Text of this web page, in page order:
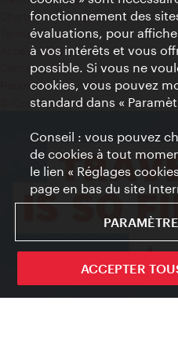
Charte sur le respect de la vie
Terms of Use
Accessibilité
Contact presse
Paramètres de cookies
© Copyright WienTourismus
fonctionnement des
évaluations, pour
à vos intérêts et vous
possible. Si vous ne
cookies, vous pouvez
standard dans «
Conseil : vous pouvez
de cookies à tout
le lien « Réglages
page en bas du site
ACCEPTER